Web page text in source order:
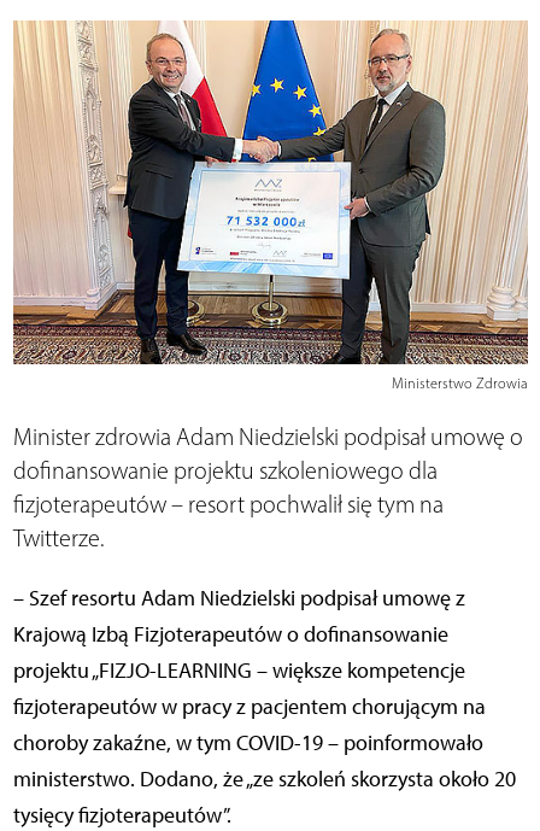
Ministerstwo Zdrowia
Minister zdrowia Adam Niedzielski podpisał umowę o
dofinansowanie projektu szkoleniowego dla
fizjoterapeutów – resort pochwalił się tym na
Twitterze.
– Szef resortu Adam Niedzielski podpisał umowę z
Krajową Izbą Fizjoterapeutów o dofinansowanie
projektu „FIZJO-LEARNING – większe kompetencje
fizjoterapeutów w pracy z pacjentem chorującym na
choroby zakaźne, w tym COVID-19 – poinformowało
ministerstwo. Dodano, że „ze szkoleń skorzysta około 20
tysięcy fizjoterapeutów”.